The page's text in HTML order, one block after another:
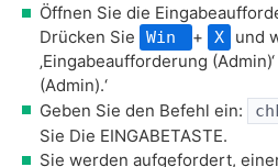
Öffnen Sie die
Drücken Sie
Win + X
und
‚Eingabeaufforderung
(Admin).‘
Geben Sie den Befehl ein:
Sie Die EINGABETASTE.
Sie werden aufgefordert,